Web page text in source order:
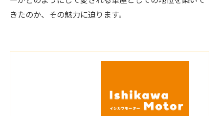
きたのか、その魅力に迫ります。